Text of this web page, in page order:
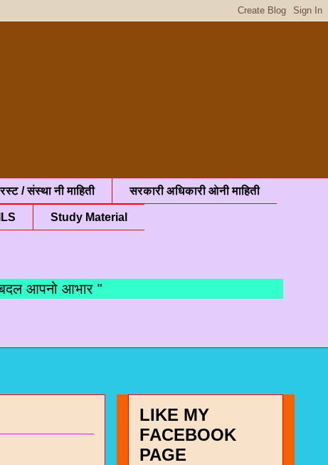
/ संस्था नी माहिती सरकारी अधिकारी ओनी माहिती
Study Material
आपनो आभार "
LIKE MY
FACEBOOK
PAGE